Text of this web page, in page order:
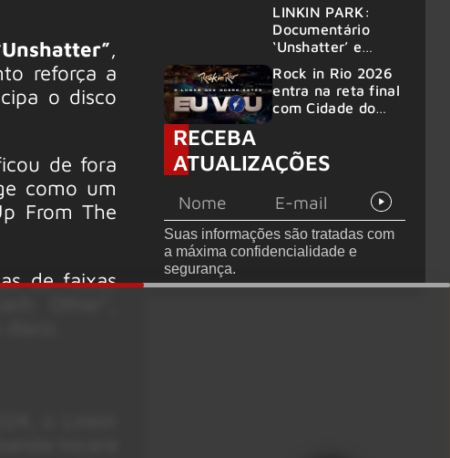
,
reforça a
o disco
de fora
como um
From The
de faixas
50 bandas
LINKIN PARK:
Documentário
‘Unshatter’ e
anunciados
Rock in Rio 2026
entra na reta final
com Cidade do
acelerada e line-
up completo
confirmado
RECEBA
ATUALIZAÇÕES
Suas informações são tratadas com
a máxima confidencialidade e
segurança.